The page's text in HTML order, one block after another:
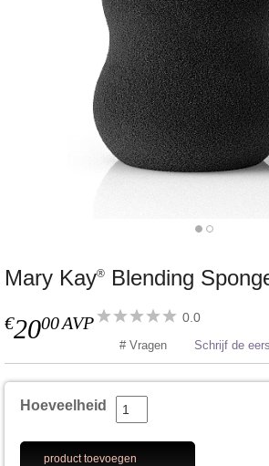
Mary Kay® Blending
€2000AVP 0.0
# Vragen Schrijf de
Hoeveelheid
product toevoegen